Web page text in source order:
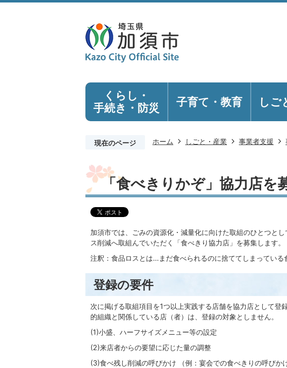
くらし・
手続き ・防災 子育て・教育 しご
現在のページ ホーム しごと・産業 事業者支援
「食べきりかぞ」協力店を
加須市では、ごみの資源化・減量化に向けた取組のひとつとし
ス削減へ取組んでいただく「食べきり協力店」を募集します。
注釈：食品ロスとは…まだ食べられるのに捨ててしまっている
登録の要件
次に掲げる取組項目を1つ以上実践する店舗を協力店として登
的組織と関係している店（者）は、登録の対象としません。
(1)小盛、ハーフサイズメニュー等の設定
(2)来店者からの要望に応じた量の調整
(3)食べ残し削減の呼びかけ （例：宴会での食べきりの呼びか